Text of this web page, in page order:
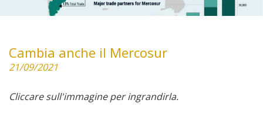
Cambia anche il Mercosur
21/09/2021
Cliccare sull'immagine per ingrandirla.